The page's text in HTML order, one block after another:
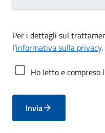
Per i dettagli sul
l’informativa sulla privacy.
Ho letto e compreso
Invia